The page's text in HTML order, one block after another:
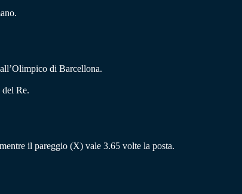
di Barcellona.
Re.
il pareggio (X) vale 3.65 volte la posta.